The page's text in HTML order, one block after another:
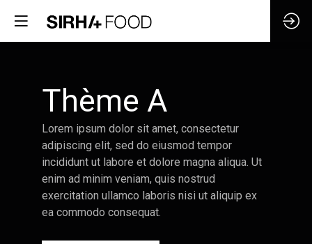
Thème A
Lorem ipsum dolor sit amet, consectetur
adipiscing elit, sed do eiusmod tempor
incididunt ut labore et dolore magna aliqua. Ut
enim ad minim veniam, quis nostrud
exercitation ullamco laboris nisi ut aliquip ex
ea commodo consequat.